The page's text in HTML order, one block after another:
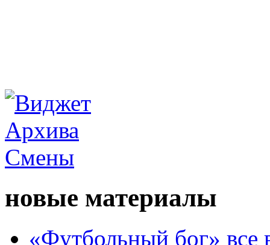
новые материалы
«Футбольный бог» все